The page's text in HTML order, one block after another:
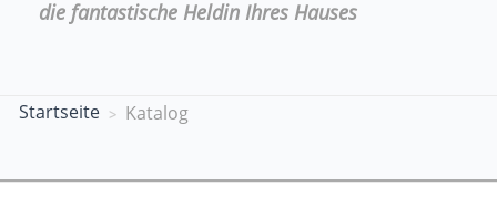
die fantastische Heldin Ihres Hauses
Startseite Katalog